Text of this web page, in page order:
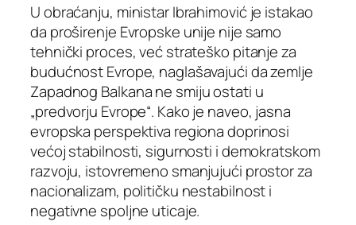
U obraćanju, ministar Ibrahimović je istakao
da proširenje Evropske unije nije samo
tehnički proces, već strateško pitanje za
budućnost Evrope, naglašavajući da zemlje
Zapadnog Balkana ne smiju ostati u
„predvorju Evrope“. Kako je naveo, jasna
evropska perspektiva regiona doprinosi
većoj stabilnosti, sigurnosti i demokratskom
razvoju, istovremeno smanjujući prostor za
nacionalizam, političku nestabilnost i
negativne spoljne uticaje.